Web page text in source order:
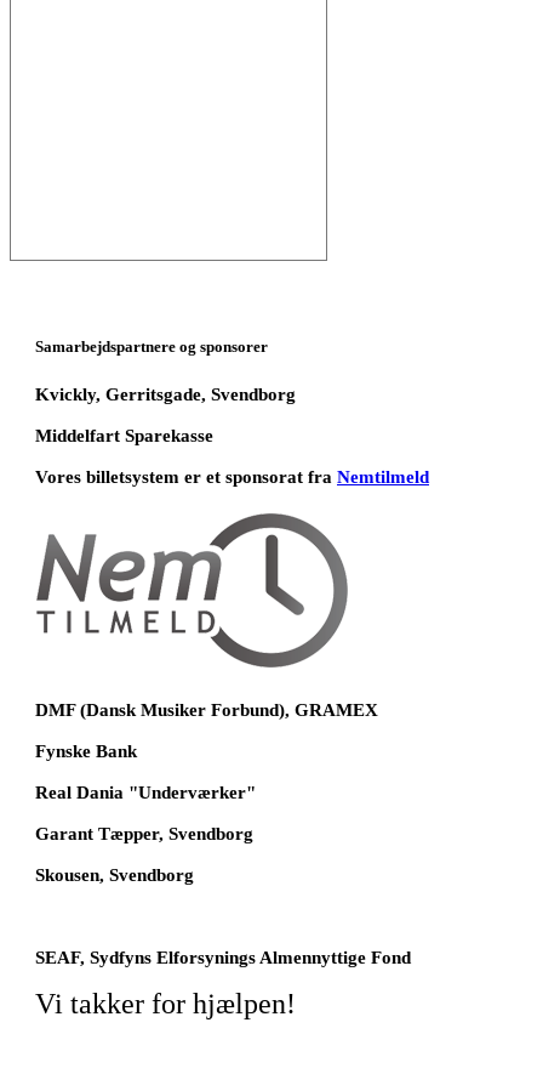
Samarbejdspartnere og sponsorer
Kvickly, Gerritsgade, Svendborg
Middelfart Sparekasse
Vores billetsystem er et sponsorat fra Nemtilmeld
DMF (Dansk Musiker Forbund), GRAMEX
Fynske Bank
Real Dania "Underværker"
Garant Tæpper, Svendborg
Skousen, Svendborg
SEAF, Sydfyns Elforsynings Almennyttige Fond
Vi takker for hjælpen!